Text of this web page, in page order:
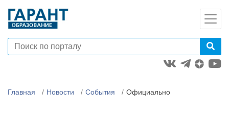
Главная Новости События Официально